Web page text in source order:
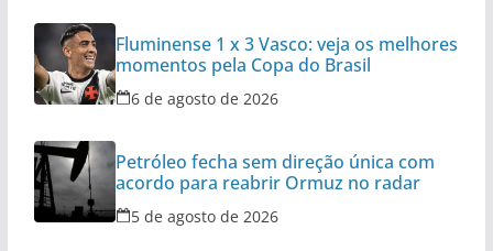
Fluminense 1 x 3 Vasco: veja os melhores
momentos pela Copa do Brasil
6 de agosto de 2026
Petróleo fecha sem direção única com
acordo para reabrir Ormuz no radar
5 de agosto de 2026